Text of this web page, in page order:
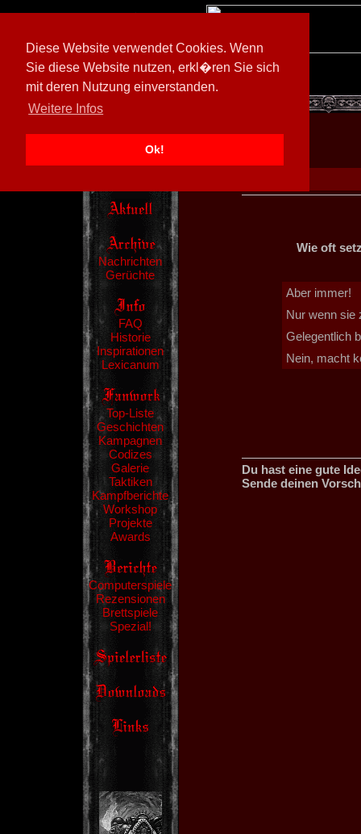
Diese Website verwendet Cookies. Wenn
Sie diese Website nutzen, erkl�ren Sie sich
mit deren Nutzung einverstanden.
Weitere Infos
Ok!
[ 594026/M3]
Nachrichten
Gerüchte
FAQ
Historie
Inspirationen
Lexicanum
Top-Liste
Geschichten
Kampagnen
Codizes
Galerie
Taktiken
Kampfberichte
Workshop
Projekte
Awards
Computerspiele
Rezensionen
Brettspiele
Spezial!
Wie oft
Aber immer!
Nur wenn sie
Gelegentlich
Nein, macht
Du hast eine gute
Sende deinen